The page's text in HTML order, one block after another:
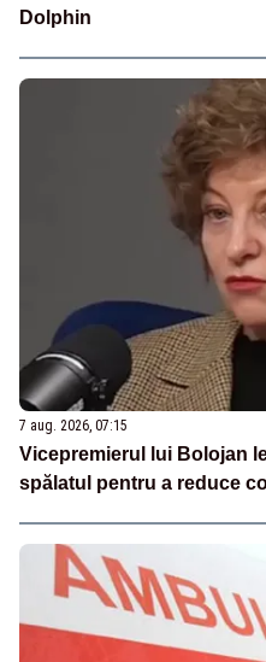
Dolphin
7 aug. 2026, 07:15
Vicepremierul lui Bolojan
spălatul pentru a reduce